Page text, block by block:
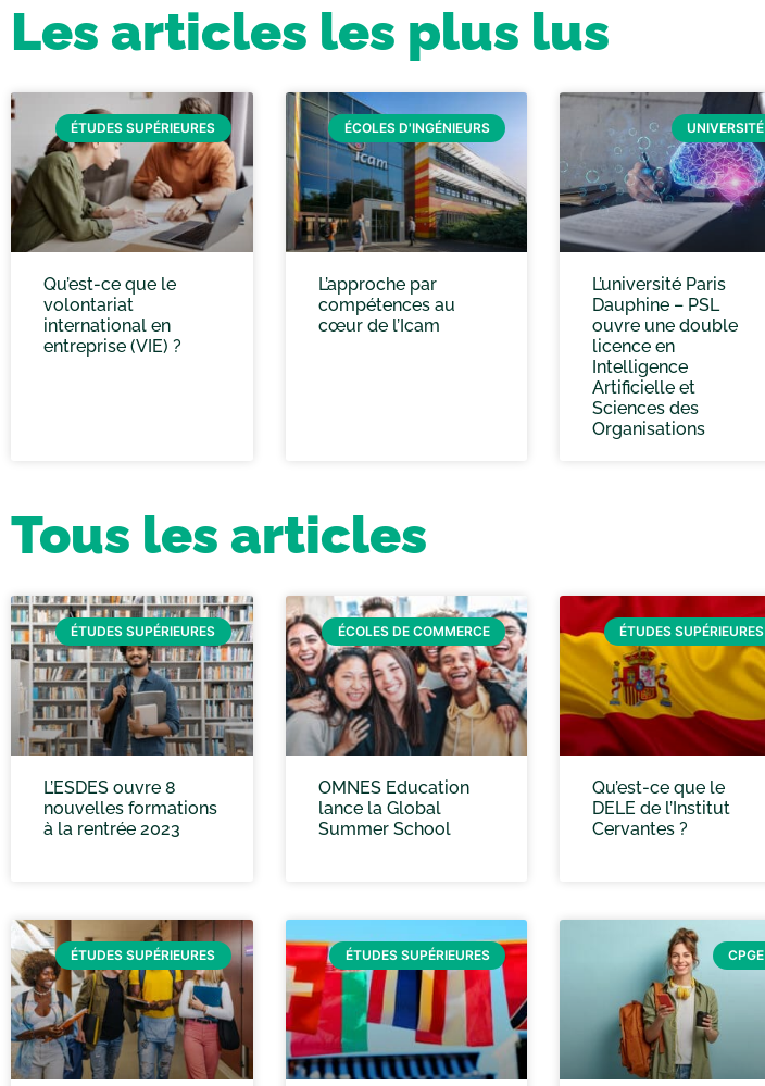
Les articles les plus lus
ÉTUDES SUPÉRIEURES
Qu’est-ce que le
volontariat
international en
entreprise (VIE) ?
ÉCOLES D'INGÉNIEURS
L’approche par
compétences au
cœur de l’Icam
UNIVERSITÉ
L’université Paris
Dauphine – PSL
ouvre une double
licence en
Intelligence
Artificielle et
Sciences des
Organisations
Tous les articles
ÉTUDES SUPÉRIEURES
L’ESDES ouvre 8
nouvelles formations
à la rentrée 2023
ÉCOLES DE COMMERCE
OMNES Education
lance la Global
Summer School
ÉTUDES SUPÉRIEURES
Qu’est-ce que le
DELE de l’Institut
Cervantes ?
ÉTUDES SUPÉRIEURES ÉTUDES SUPÉRIEURES CPGE